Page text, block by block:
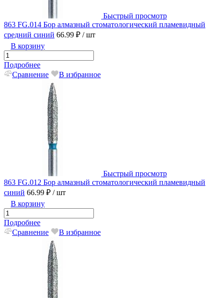
Быстрый просмотр
863 FG.014 Бор алмазный стоматологический пламевидный
средний синий 66.99 ₽ / шт
В корзину
Подробнее
Сравнение
В избранное
Быстрый просмотр
863 FG.012 Бор алмазный стоматологический пламевидный
синий 66.99 ₽ / шт
В корзину
Подробнее
Сравнение
В избранное